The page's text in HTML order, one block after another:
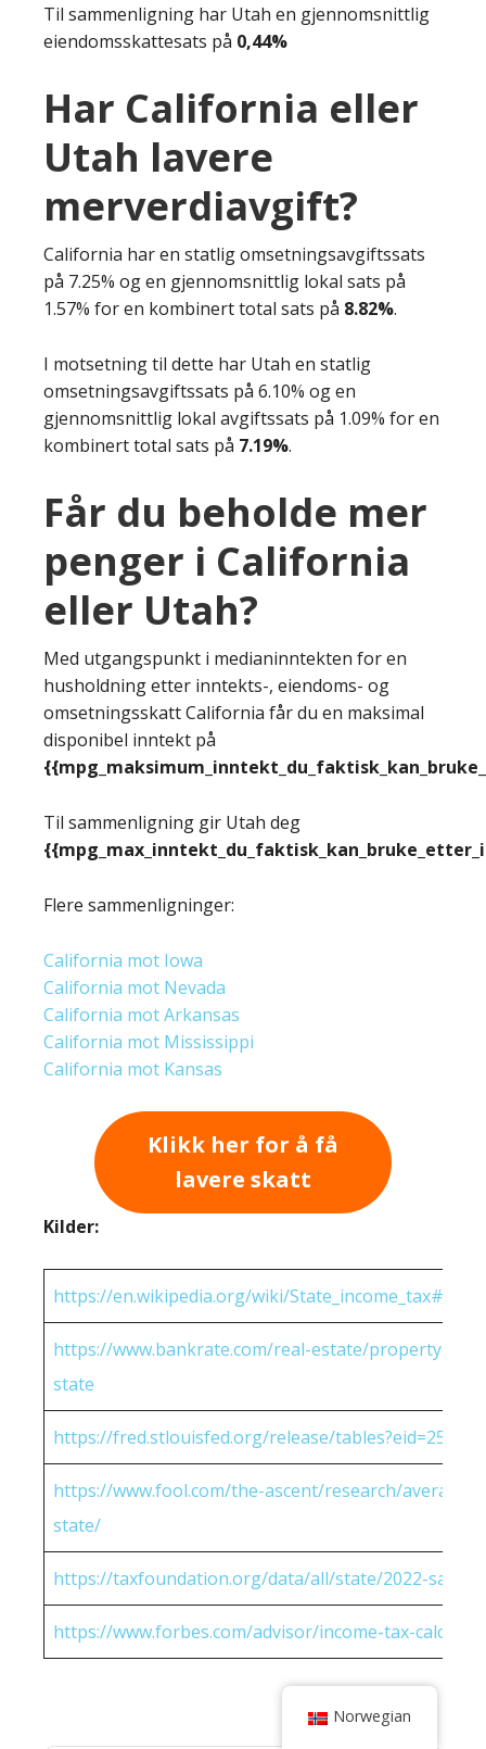
Til sammenligning har Utah en gjennomsnittlig
eiendomsskattesats på 0,44%
Har California eller
Utah lavere
merverdiavgift?
California har en statlig omsetningsavgiftssats
på 7.25% og en gjennomsnittlig lokal sats på
1.57% for en kombinert total sats på 8.82%.
I motsetning til dette har Utah en statlig
omsetningsavgiftssats på 6.10% og en
gjennomsnittlig lokal avgiftssats på 1.09% for en
kombinert total sats på 7.19%.
Får du beholde mer
penger i California
eller Utah?
Med utgangspunkt i medianinntekten for en
husholdning etter inntekts-, eiendoms- og
omsetningsskatt California får du en maksimal
disponibel inntekt på
Til sammenligning gir Utah deg
Flere sammenligninger:
California mot Iowa
California mot Nevada
California mot Arkansas
California mot Mississippi
California mot Kansas
Klikk her for å få
lavere skatt
Kilder:
https://en.wikipedia.org/wiki/
https://www.bankrate.com/real-estate/property-
state
https://fred.stlouisfed.org/release/
https://www.fool.com/the-ascent/research/average-
state/
https://taxfoundation.org/data/all/state/2022-sales-
https://www.forbes.com/advisor/income-tax-
Norwegian